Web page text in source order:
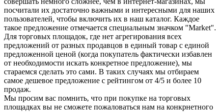
посчитали их достаточно важными и интересными для наших
пользователей, чтобы включить их в наш каталог. Каждое
такое предложение отмечается специальным значком "Market".
Для торговых площадок, где нет агрегирования всех
предложений от разных продавцов в единый товар с единой
предложенной ценой (когда покупатель фактически избавлен
от необходимости искать конкретное предложение), мы
стараемся сделать это сами. В таких случаях мы отбираем
самое дешевое предложение с рейтингом от 4/5 и более 10
продаж.
Мы просим вас помнить, что при покупке на торговых
площадках вы не сможете пожаловаться нам на конкрнетного